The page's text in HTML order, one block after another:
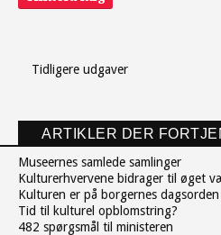
Tidligere udgaver
ARTIKLER DER
Museernes samlede samlinger
Kulturerhvervene bidrager til øget
Kulturen er på borgernes dagsorden
Tid til kulturel opblomstring?
482 spørgsmål til ministeren